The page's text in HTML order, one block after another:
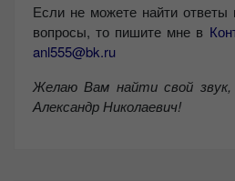
Если не можете найти
вопросы, то пишите мне в
anl555@bk.ru
Желаю Вам найти свой звук,
Александр Николаевич!